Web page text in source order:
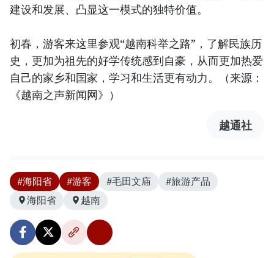
建设和发展、凸显这一模式的独特价值。
初春，游客来这里参观“越南科举之路”，了解民族历
史，更加为祖先的好学传统感到自豪，从而更加热爱
自己的家乡和国家，学习和生活更有动力。（来源：
《越南之声新闻网》）
越通社
#海阳省 #游客 #毛田文庙
#旅游产品
海阳省
越南